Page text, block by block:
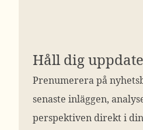
Håll dig
Prenumerera på
senaste inläggen,
perspektiven direkt i